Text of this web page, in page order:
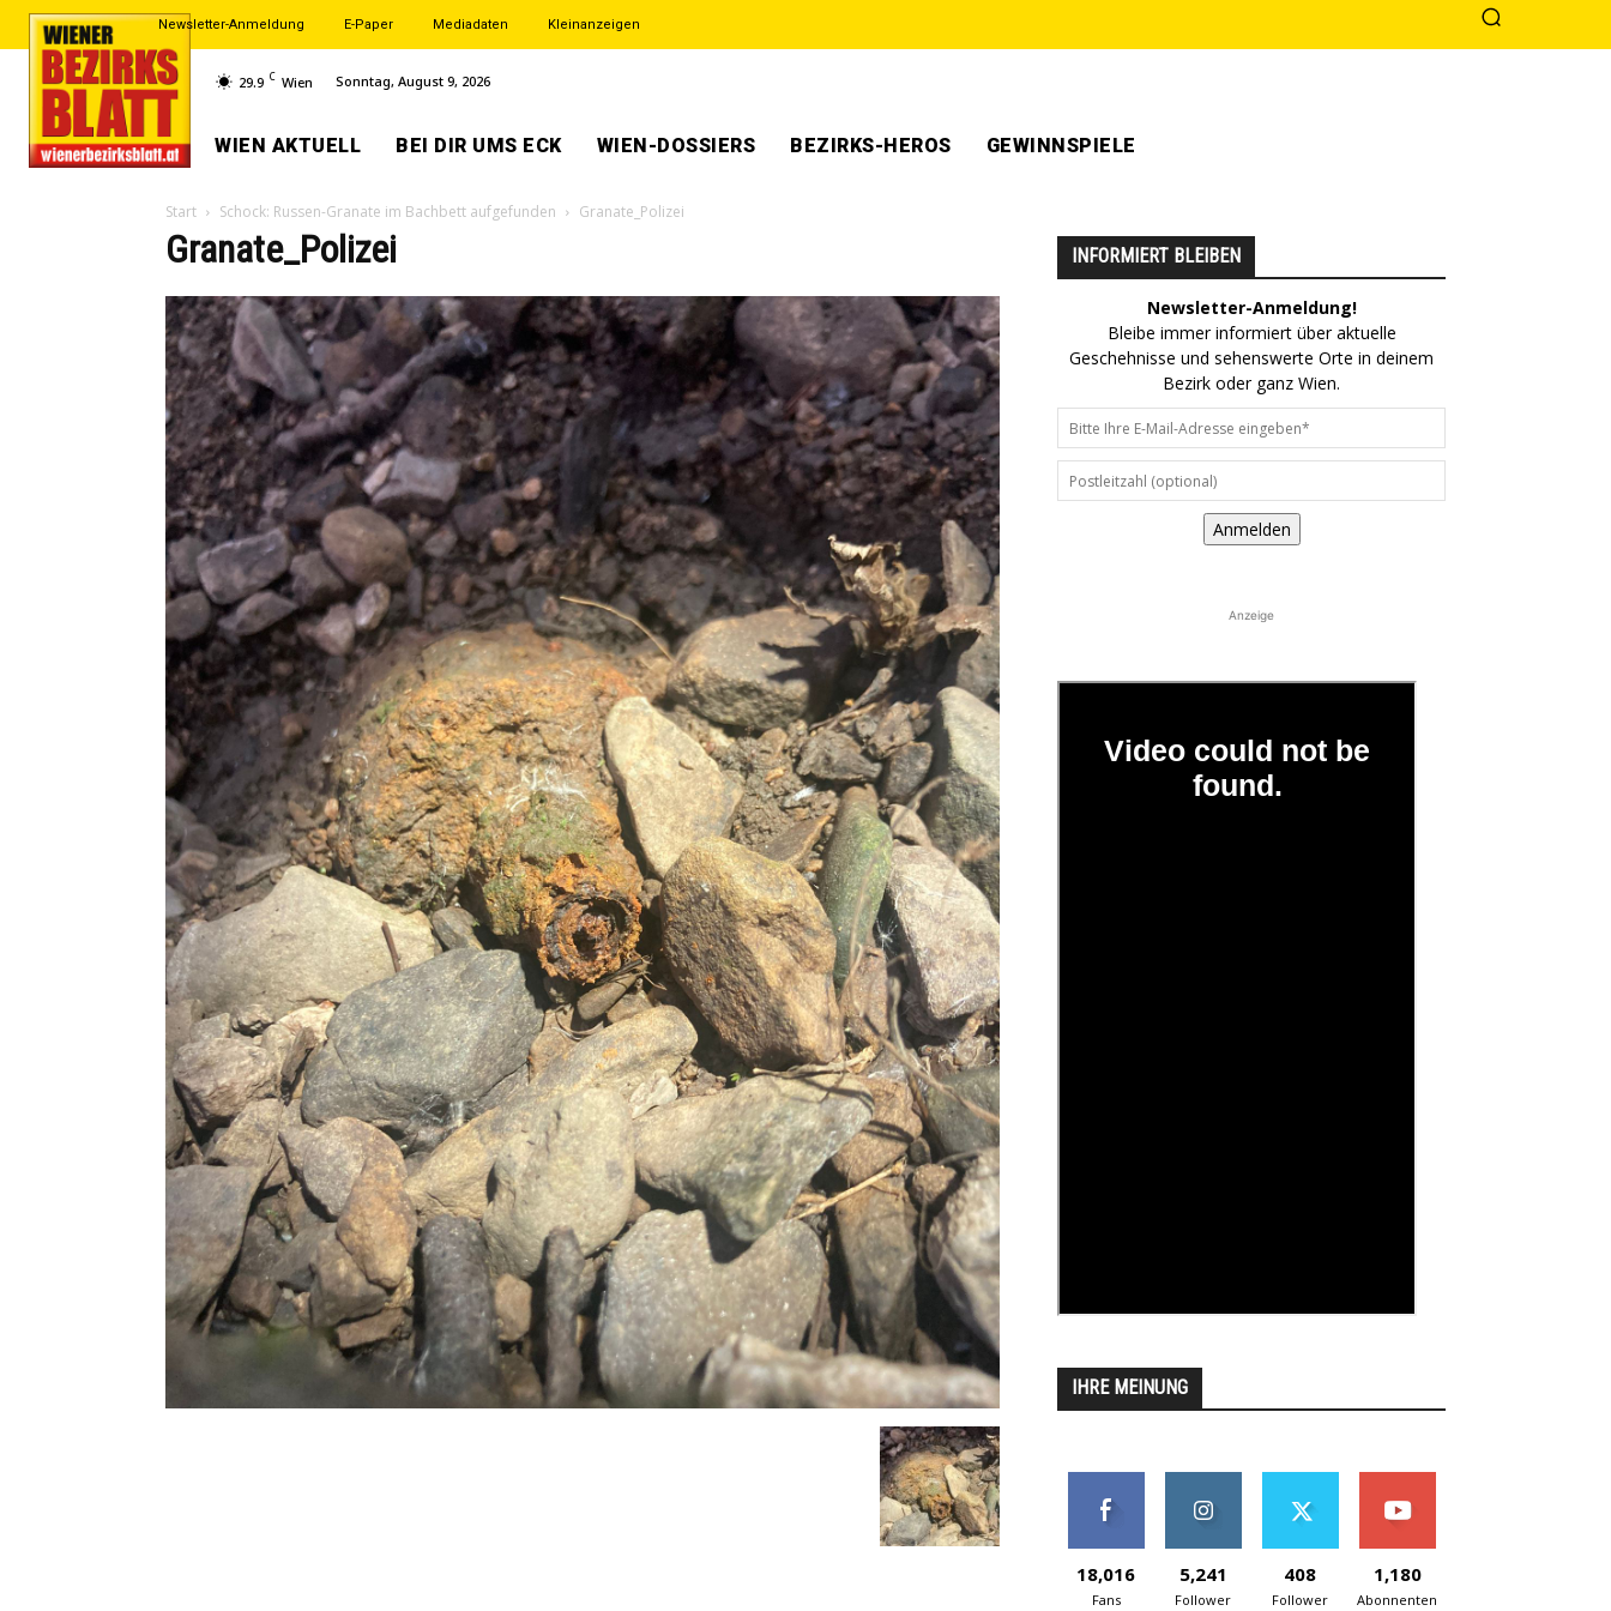
Newsletter-Anmeldung E-Paper Mediadaten Kleinanzeigen
29.9 C Wien Sonntag, August 9, 2026
WIEN AKTUELL BEI DIR UMS ECK WIEN-DOSSIERS BEZIRKS-HEROS GEWINNSPIELE
Start Schock: Russen-Granate im Bachbett aufgefunden Granate_Polizei
Granate_Polizei INFORMIERT BLEIBEN
Newsletter-Anmeldung!
Bleibe immer informiert über aktuelle
Geschehnisse und sehenswerte Orte in deinem
Bezirk oder ganz Wien.
Anmelden
Anzeige
IHRE MEINUNG
18,016
Fans
5,241
Follower
408
Follower
1,180
Abonnenten